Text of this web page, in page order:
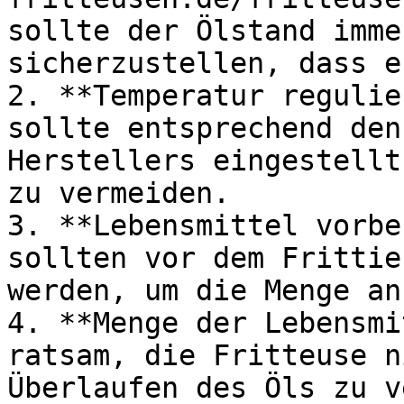
sollte der Ölstand
sicherzustellen, dass
2. **Temperatur
sollte entsprechend den
Herstellers eingestellt
zu vermeiden.
3. **Lebensmittel
sollten vor dem
werden, um die Menge
4. **Menge der
ratsam, die Fritteuse
Überlaufen des Öls zu